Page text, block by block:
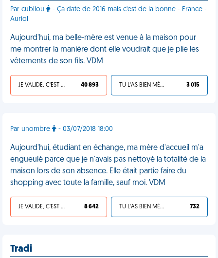
Par cubilou
- Ça date de 2016 mais c'est de la bonne - France -
Auriol
Aujourd'hui, ma belle-mère est venue à la maison pour
me montrer la manière dont elle voudrait que je plie les
vêtements de son fils. VDM
JE VALIDE, C'EST UNE VDM 40 893 TU L'AS BIEN MÉRITÉ 3 015
Par unombre - 03/07/2018 18:00
Aujourd'hui, étudiant en échange, ma mère d'accueil m'a
engueulé parce que je n'avais pas nettoyé la totalité de la
maison lors de son absence. Elle était partie faire du
shopping avec toute la famille, sauf moi. VDM
JE VALIDE, C'EST UNE VDM 8 642 TU L'AS BIEN MÉRITÉ 732
Tradi